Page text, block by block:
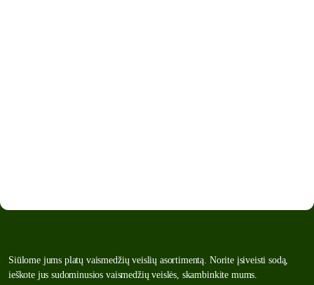
Siūlome jums platų vaismedžių veislių asortimentą. Norite įsiveisti sodą,
ieškote jus sudominusios vaismedžių veislės, skambinkite mums.